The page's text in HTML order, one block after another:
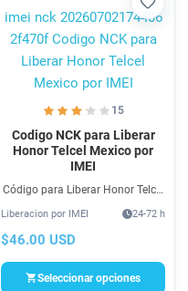
15
Codigo NCK para Liberar
Honor Telcel Mexico por
IMEI
Código para Liberar Honor Telcel
Operadora GSM. Compra Unlock
SIM por Código NCK para Honor
Liberacion por IMEI 24-72 h
$46.00 USD
Seleccionar opciones